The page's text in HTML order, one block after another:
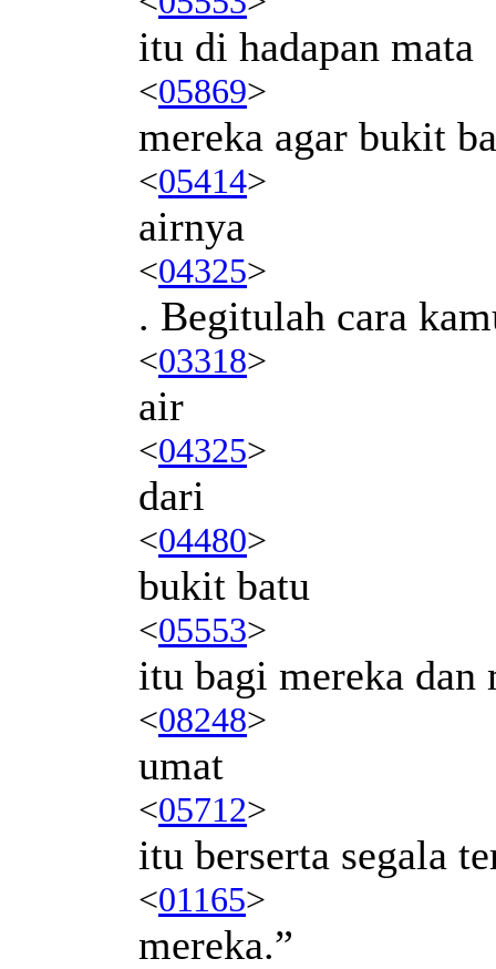
itu di hadapan mata
<05869>
mereka agar bukit
<05414>
airnya
<04325>
. Begitulah cara
<03318>
air
<04325>
dari
<04480>
bukit batu
<05553>
itu bagi mereka
<08248>
umat
<05712>
itu berserta segala
<01165>
mereka.”